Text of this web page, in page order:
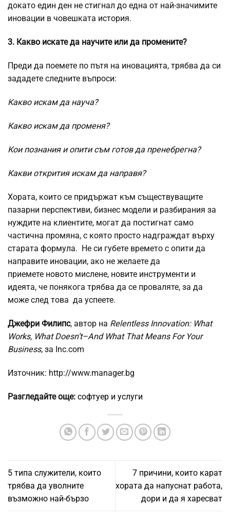
докато един ден не стигнал до една от най-значимите
иновации в човешката история.
3. Какво искате да научите или да промените?
Преди да поемете по пътя на иновацията, трябва да си
зададете следните въпроси:
Какво искам да науча?
Какво искам да променя?
Кои познания и опити съм готов да пренебрегна?
Какви открития искам да направя?
Хората, които се придържат към съществуващите
пазарни перспективи, бизнес модели и разбирания за
нуждите на клиентите, могат да постигнат само
частична промяна, с която просто надграждат върху
старата формула. Не си губете времето с опити да
направите иновации, ако не желаете да
приемете новото мислене, новите инструменти и
идеята, че понякога трябва да се проваляте, за да
може след това да успеете.
Джефри Филипс, автор на Relentless Innovation: What
Works, What Doesn’t–And What That Means For Your
Business, за Inc.com
Източник: http://www.manager.bg
Разгледайте още: софтуер и услуги
5 типа служители, които
трябва да уволните
възможно най-бързо
7 причини, които карат
хората да напуснат работа,
дори и да я харесват